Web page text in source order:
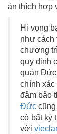
án thích hợp
Hi vọng
như cách
chương
quy định
quán Đức
chính xác
đảm bảo
Đức
có bất kỳ
với